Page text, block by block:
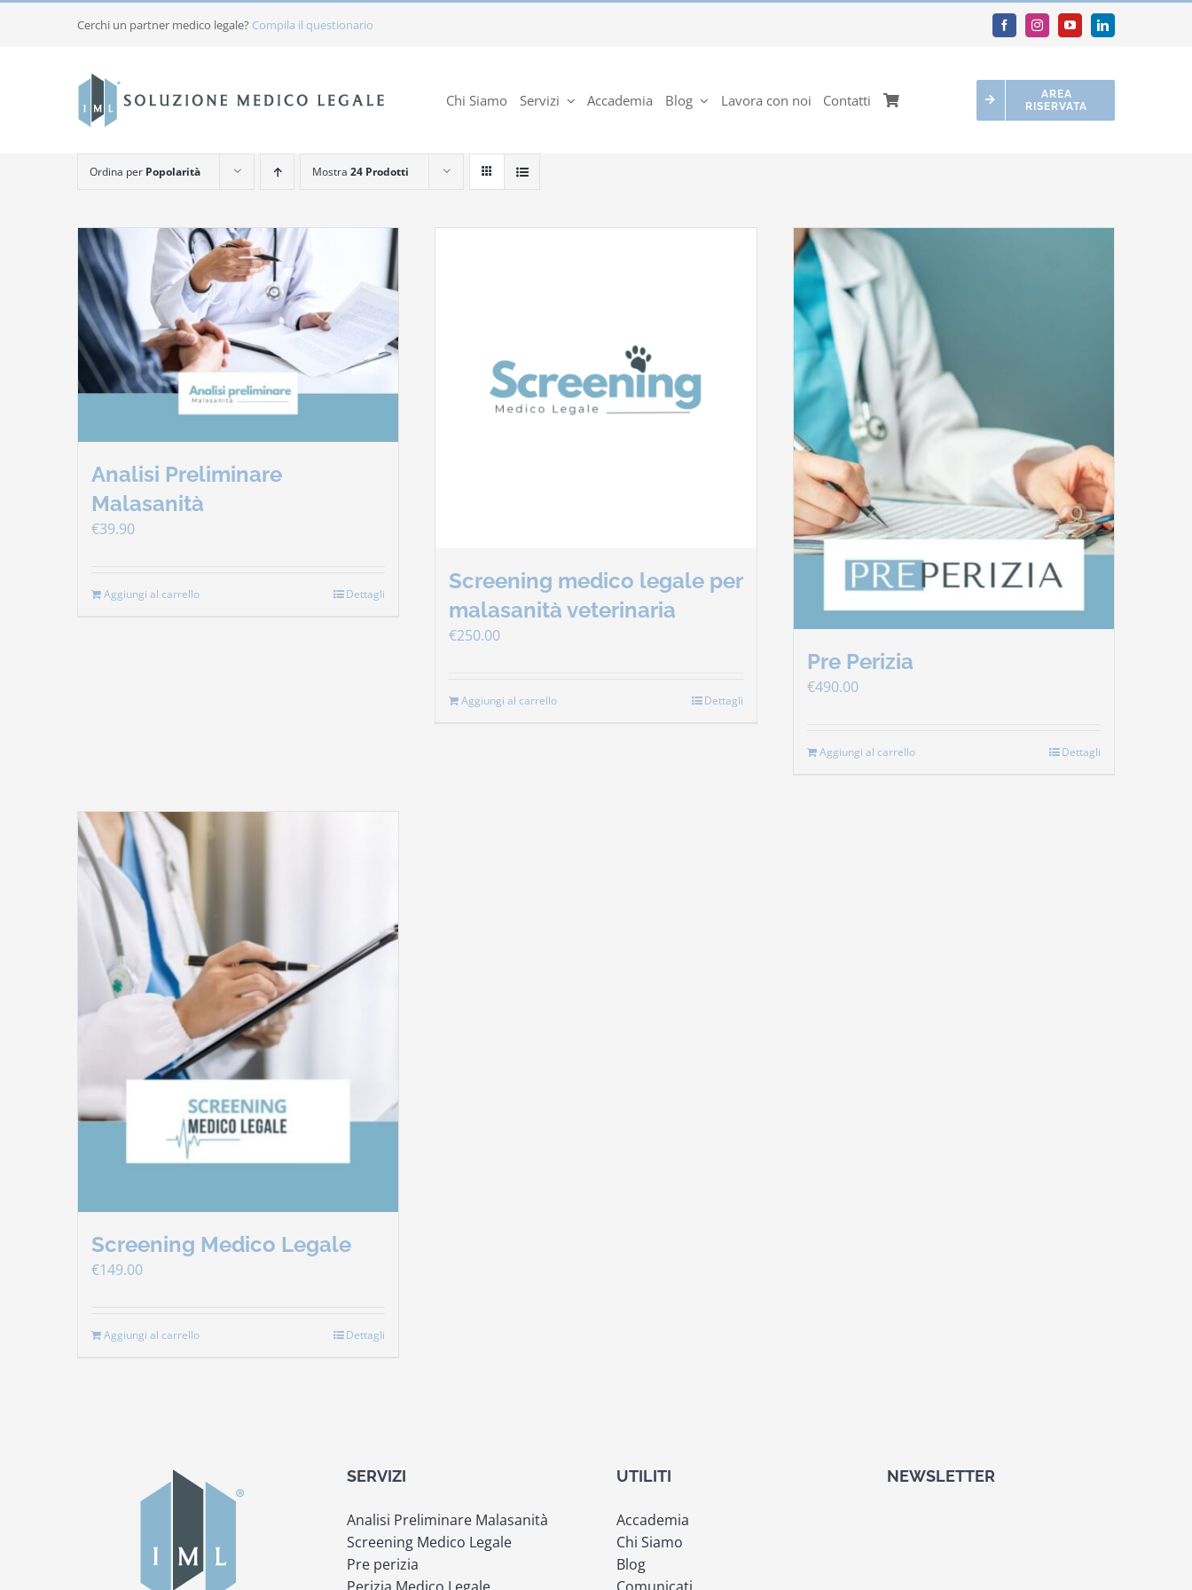
Cerchi un partner medico legale? Compila il questionario
Chi Siamo Servizi Accademia Blog Lavora con noi Contatti
AREA
RISERVATA
Ordina per Popolarità Mostra 24 Prodotti
Analisi Preliminare
Malasanità
€39.90
Aggiungi al carrello Dettagli
Screening medico legale per
malasanità veterinaria
€250.00
Aggiungi al carrello Dettagli
Pre Perizia
€490.00
Aggiungi al carrello Dettagli
Screening Medico Legale
€149.00
Aggiungi al carrello Dettagli
SERVIZI
Analisi Preliminare Malasanità
Screening Medico Legale
Pre perizia
UTILITI
Accademia
Chi Siamo
Blog
NEWSLETTER